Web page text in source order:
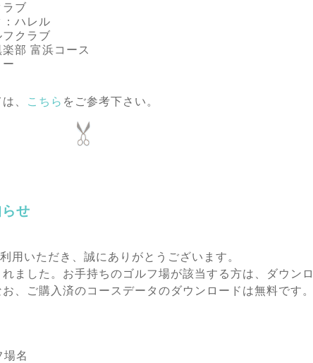
ラブ
：ハレル
クラブ
部 富浜コース
、
こちら をご参考下さい。
せ
用いただき、誠にありがとうございます。
ました。お手持ちのゴルフ場が該当する方は、ダウンロ
、ご購入済のコースデータのダウンロードは無料です。
場名